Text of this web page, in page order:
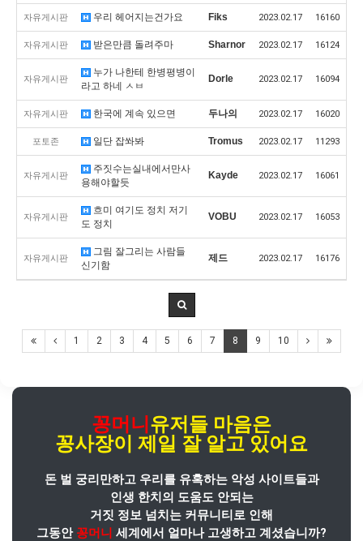
자유게시판 우리 헤어지는건가요 Fiks 2023.02.17 16160
자유게시판 받은만큼 돌려주마 Sharnor 2023.02.17 16124
자유게시판
누가 나한테 한병평병이
라고 하네 ㅅㅂ
Dorle 2023.02.17 16094
자유게시판 한국에 계속 있으면 두나의 2023.02.17 16020
포토존 일단 잡쏴봐 Tromus 2023.02.17 11293
자유게시판
주짓수는실내에서만사
용해야할듯
Kayde 2023.02.17 16061
자유게시판
흐미 여기도 정치 저기
도 정치
VOBU 2023.02.17 16053
자유게시판
그림 잘그리는 사람들
신기함
제드 2023.02.17 16176
1 2 3 4 5 6 7 8 9 10
꽁머니 유저들 마음은
꽁사장이 제일 잘 알고 있어요
돈 벌 궁리만하고 우리를 유혹하는 악성 사이트들과
인생 한치의 도움도 안되는
거짓 정보 넘치는 커뮤니티로 인해
그동안 꽁머니 세계에서 얼마나 고생하고 계셨습니까?